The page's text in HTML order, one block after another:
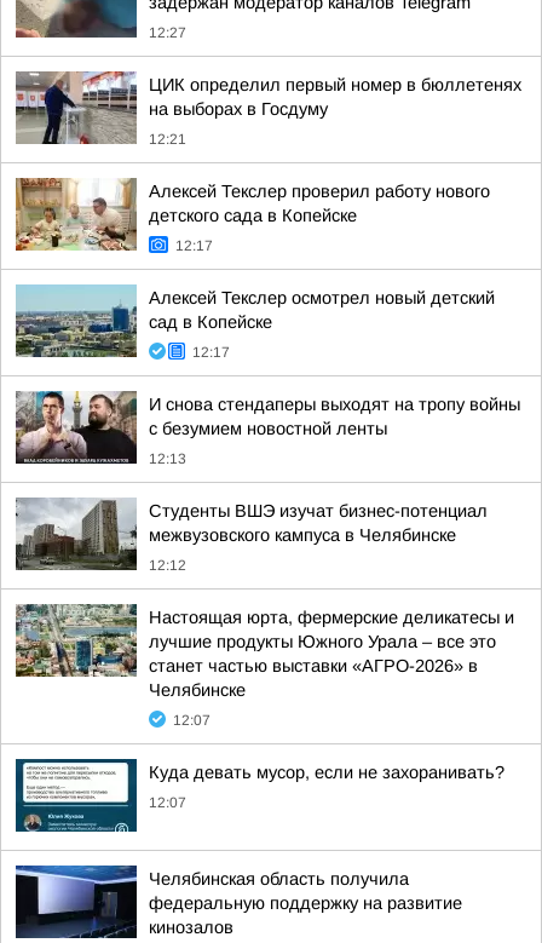
12:27
ЦИК определил первый номер в бюллетенях
на выборах в Госдуму
12:21
Алексей Текслер проверил работу нового
детского сада в Копейске
12:17
Алексей Текслер осмотрел новый детский
сад в Копейске
12:17
И снова стендаперы выходят на тропу войны
с безумием новостной ленты
12:13
Студенты ВШЭ изучат бизнес-потенциал
межвузовского кампуса в Челябинске
12:12
Настоящая юрта, фермерские деликатесы и
лучшие продукты Южного Урала – все это
станет частью выставки «АГРО-2026» в
Челябинске
12:07
Куда девать мусор, если не захоранивать?
12:07
Челябинская область получила
федеральную поддержку на развитие
кинозалов